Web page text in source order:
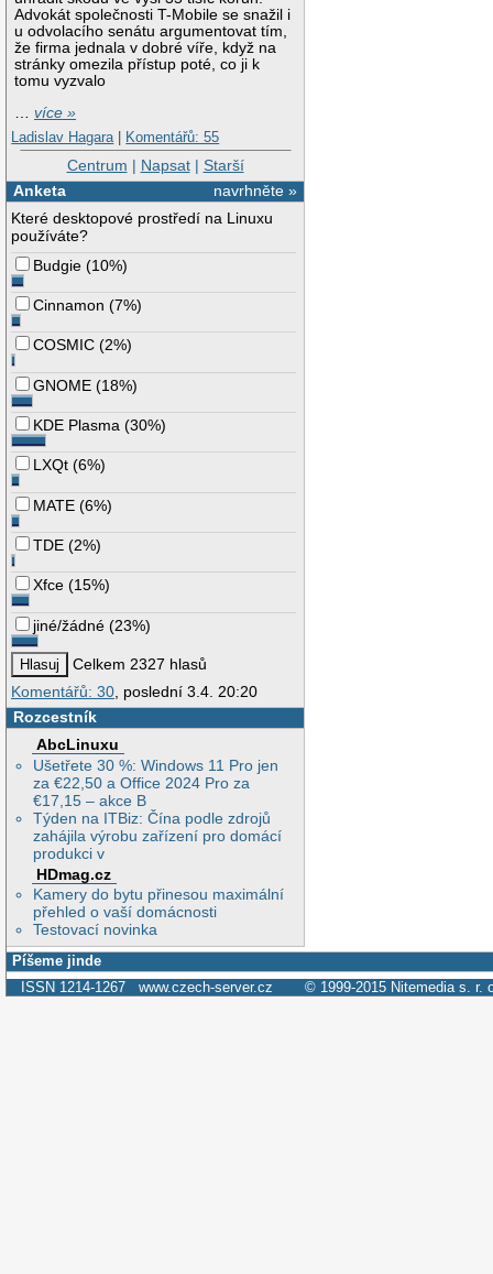
Advokát společnosti T-Mobile se snažil i
u odvolacího senátu argumentovat tím,
že firma jednala v dobré víře, když na
stránky omezila přístup poté, co ji k
tomu vyzvalo
…více »
Ladislav Hagara | Komentářů: 55
Centrum | Napsat| Starší
navrhněte »
Anketa
Které desktopové prostředí na Linuxu
používáte?
Budgie (10%)
Cinnamon (7%)
COSMIC (2%)
GNOME (18%)
KDE Plasma (30%)
LXQt (6%)
MATE (6%)
TDE (2%)
Xfce (15%)
jiné/žádné (23%)
Celkem 2327 hlasů
Komentářů: 30, poslední 3.4. 20:20
Rozcestník
AbcLinuxu
Ušetřete 30 %: Windows 11 Pro jen
za €22,50 a Office 2024 Pro za
€17,15 – akce B
Týden na ITBiz: Čína podle zdrojů
zahájila výrobu zařízení pro domácí
produkci v
HDmag.cz
Kamery do bytu přinesou maximální
přehled o vaší domácnosti
Testovací novinka
Píšeme jinde
ISSN 1214-1267 www.czech-server.cz © 1999-2015 Nitemedia s. r.